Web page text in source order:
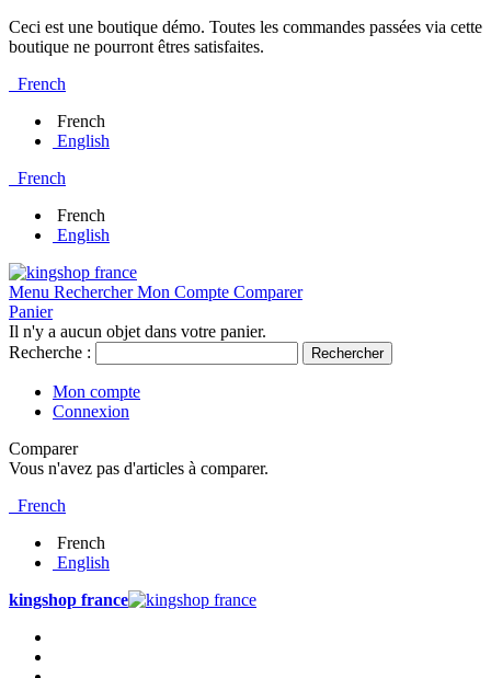
Ceci est une boutique démo. Toutes les commandes passées via cette
boutique ne pourront êtres satisfaites.
French
French
English
French
French
English
Menu Rechercher Mon Compte Comparer
Panier
Il n'y a aucun objet dans votre panier.
Recherche :
Rechercher
Mon compte
Connexion
Comparer
Vous n'avez pas d'articles à comparer.
French
French
English
kingshop france